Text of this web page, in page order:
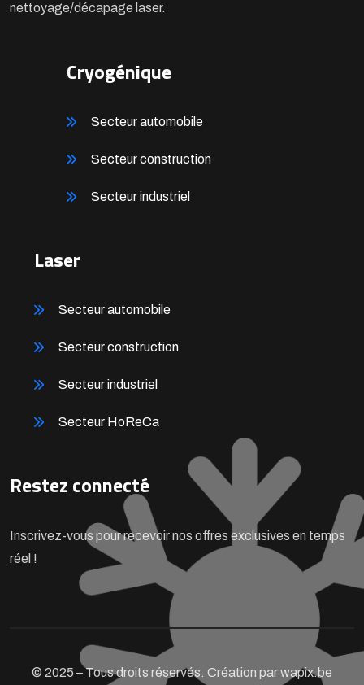
nettoyage/décapage laser.
Cryogénique
Secteur automobile
Secteur construction
Secteur industriel
Laser
Secteur automobile
Secteur construction
Secteur industriel
Secteur HoReCa
Restez connecté
Inscrivez-vous pour recevoir nos offres exclusives en temps
réel !
© 2025 – Tous droits réservés. Création par wapix.be